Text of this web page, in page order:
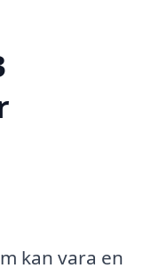
kan vara en